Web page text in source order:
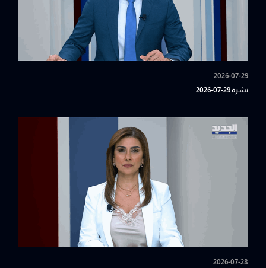
2026-07-29
نشرة 29-07-2026
2026-07-28